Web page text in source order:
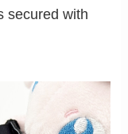
secured with